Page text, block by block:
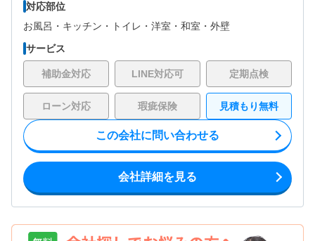
対応部位
お風呂・ キッチン・ トイレ・ 洋室・ 和室・ 外壁
サービス
補助金対応 LINE対応可 定期点検
ローン対応 瑕疵保険 見積もり無料
この会社に問い合わせる
会社詳細を見る